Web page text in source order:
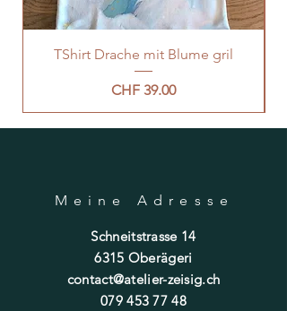
TShirt Drache mit Blume gril
Preis
CHF 39.00
Meine Adresse
Schneitstrasse 14
6315 Oberägeri
contact@atelier-zeisig.ch
079 453 77 48